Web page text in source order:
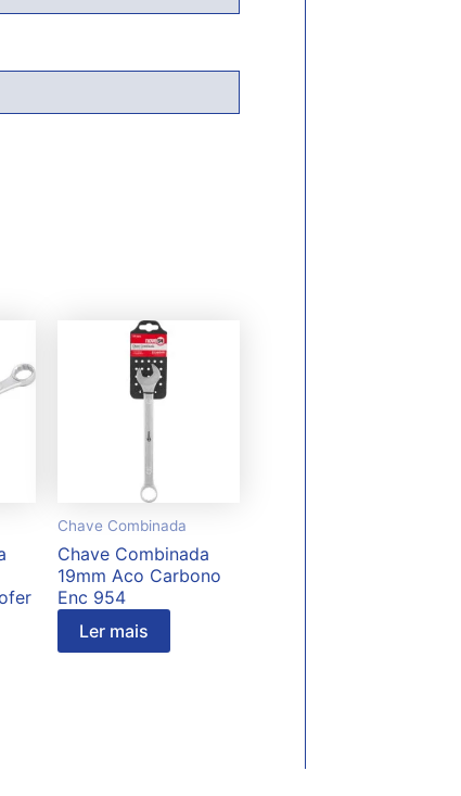
Chave Combinada
Chave Combinada
19mm Aco Carbono
Enc 954
Ler mais